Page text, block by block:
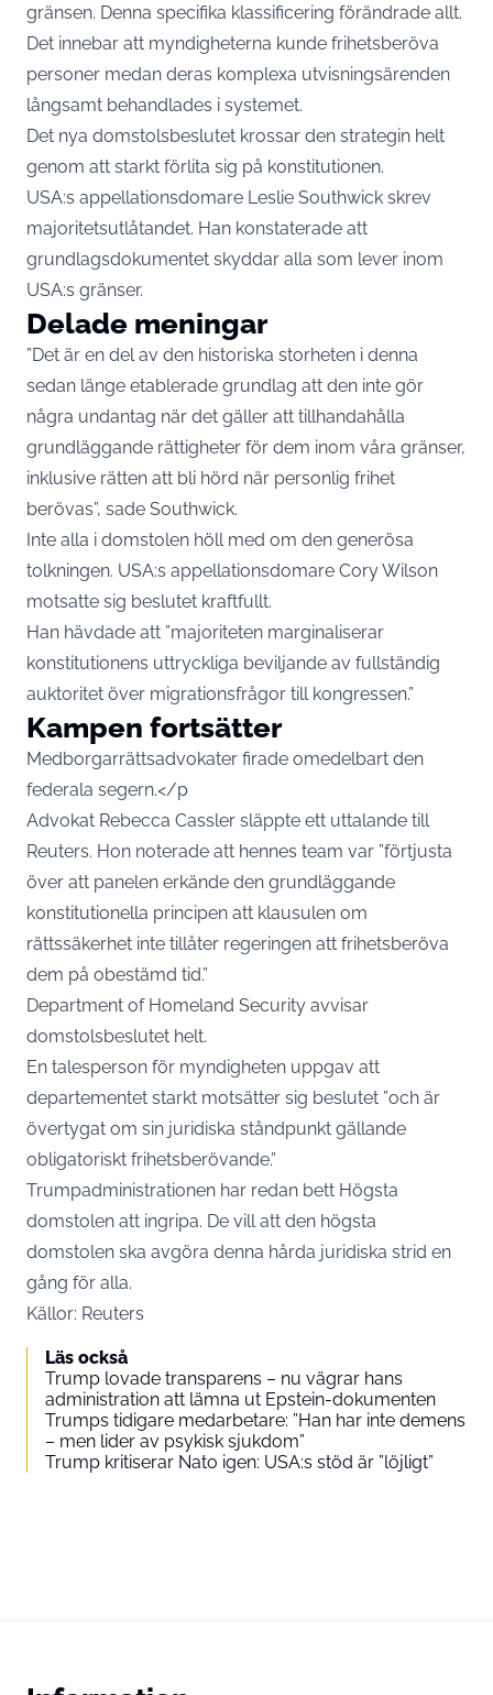
gränsen. Denna specifika klassificering förändrade allt.
Det innebar att myndigheterna kunde frihetsberöva
personer medan deras komplexa utvisningsärenden
långsamt behandlades i systemet.
Det nya domstolsbeslutet krossar den strategin helt
genom att starkt förlita sig på konstitutionen.
USA:s appellationsdomare Leslie Southwick skrev
majoritetsutlåtandet. Han konstaterade att
grundlagsdokumentet skyddar alla som lever inom
USA:s gränser.
Delade meningar
”Det är en del av den historiska storheten i denna
sedan länge etablerade grundlag att den inte gör
några undantag när det gäller att tillhandahålla
grundläggande rättigheter för dem inom våra gränser,
inklusive rätten att bli hörd när personlig frihet
berövas”, sade Southwick.
Inte alla i domstolen höll med om den generösa
tolkningen. USA:s appellationsdomare Cory Wilson
motsatte sig beslutet kraftfullt.
Han hävdade att ”majoriteten marginaliserar
konstitutionens uttryckliga beviljande av fullständig
auktoritet över migrationsfrågor till kongressen.”
Kampen fortsätter
Medborgarrättsadvokater firade omedelbart den
federala segern.</p
Advokat Rebecca Cassler släppte ett uttalande till
Reuters. Hon noterade att hennes team var ”förtjusta
över att panelen erkände den grundläggande
konstitutionella principen att klausulen om
rättssäkerhet inte tillåter regeringen att frihetsberöva
dem på obestämd tid.”
Department of Homeland Security avvisar
domstolsbeslutet helt.
En talesperson för myndigheten uppgav att
departementet starkt motsätter sig beslutet ”och är
övertygat om sin juridiska ståndpunkt gällande
obligatoriskt frihetsberövande.”
Trumpadministrationen har redan bett Högsta
domstolen att ingripa. De vill att den högsta
domstolen ska avgöra denna hårda juridiska strid en
gång för alla.
Källor: Reuters
Läs också
Trump lovade transparens – nu vägrar hans
administration att lämna ut Epstein-dokumenten
Trumps tidigare medarbetare: ”Han har inte demens
– men lider av psykisk sjukdom”
Trump kritiserar Nato igen: USA:s stöd är ”löjligt”